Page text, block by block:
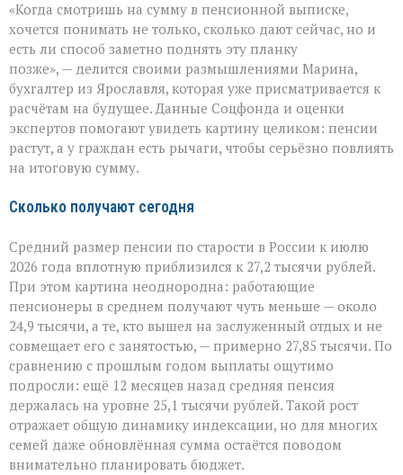
в
России:
платят
и
как
можно
увеличить
выплаты
«Когда смотришь на сумму в пенсионной выписке,
хочется понимать не только, сколько дают сейчас, но и
есть ли способ заметно поднять эту планку
позже», — делится своими размышлениями Марина,
бухгалтер из Ярославля, которая уже присматривается к
расчётам на будущее. Данные Соцфонда и оценки
экспертов помогают увидеть картину целиком: пенсии
растут, а у граждан есть рычаги, чтобы серьёзно повлиять
на итоговую сумму.
Сколько получают сегодня
Средний размер пенсии по старости в России к июлю
2026 года вплотную приблизился к 27,2 тысячи рублей.
При этом картина неоднородна: работающие
пенсионеры в среднем получают чуть меньше — около
24,9 тысячи, а те, кто вышел на заслуженный отдых и не
совмещает его с занятостью, — примерно 27,85 тысячи. По
сравнению с прошлым годом выплаты ощутимо
подросли: ещё 12 месяцев назад средняя пенсия
держалась на уровне 25,1 тысячи рублей. Такой рост
отражает общую динамику индексации, но для многих
семей даже обновлённая сумма остаётся поводом
внимательно планировать бюджет.